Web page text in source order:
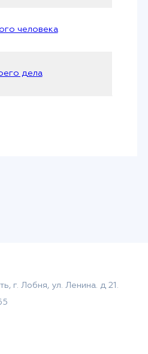
человека
дела
г. Лобня, ул. Ленина. д 21.